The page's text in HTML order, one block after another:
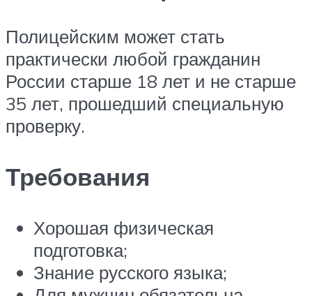
Полицейским может стать
практически любой гражданин
России старше 18 лет и не старше
35 лет, прошедший специальную
проверку.
Требования
Хорошая физическая
подготовка;
Знание русского языка;